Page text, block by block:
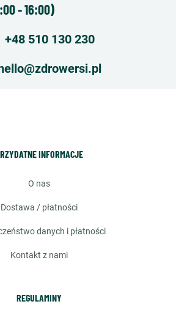
- 16:00)
+48 510 130 230
INFORMACJE
o nas
dostawa / płatności
danych i płatności
kontakt z nami
REGULAMINY